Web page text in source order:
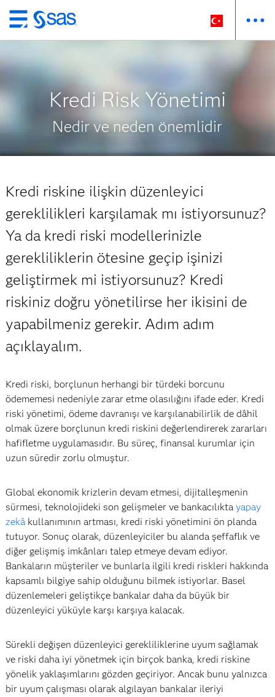
Ana
içeriğe
Kredi Risk Yönetimi
Nedir ve neden önemlidir
Kredi riskine ilişkin düzenleyici
gereklilikleri karşılamak mı istiyorsunuz?
Ya da kredi riski modellerinizle
gerekliliklerin ötesine geçip işinizi
geliştirmek mi istiyorsunuz? Kredi
riskiniz doğru yönetilirse her ikisini de
yapabilmeniz gerekir. Adım adım
açıklayalım.
Kredi riski, borçlunun herhangi bir türdeki borcunu
ödememesi nedeniyle zarar etme olasılığını ifade eder. Kredi
riski yönetimi, ödeme davranışı ve karşılanabilirlik de dâhil
olmak üzere borçlunun kredi riskini değerlendirerek zararları
hafifletme uygulamasıdır. Bu süreç, finansal kurumlar için
uzun süredir zorlu olmuştur.
Global ekonomik krizlerin devam etmesi, dijitalleşmenin
sürmesi, teknolojideki son gelişmeler ve bankacılıkta yapay
zekâkullanımının artması, kredi riski yönetimini ön planda
tutuyor. Sonuç olarak, düzenleyiciler bu alanda şeffaflık ve
diğer gelişmiş imkânları talep etmeye devam ediyor.
Bankaların müşteriler ve bunlarla ilgili kredi riskleri hakkında
kapsamlı bilgiye sahip olduğunu bilmek istiyorlar. Basel
düzenlemeleri geliştikçe bankalar daha da büyük bir
düzenleyici yüküyle karşı karşıya kalacak.
Sürekli değişen düzenleyici gerekliliklerine uyum sağlamak
ve riski daha iyi yönetmek için birçok banka, kredi riskine
yönelik yaklaşımlarını gözden geçiriyor. Ancak bunu yalnızca
bir uyum çalışması olarak algılayan bankalar ileriyi